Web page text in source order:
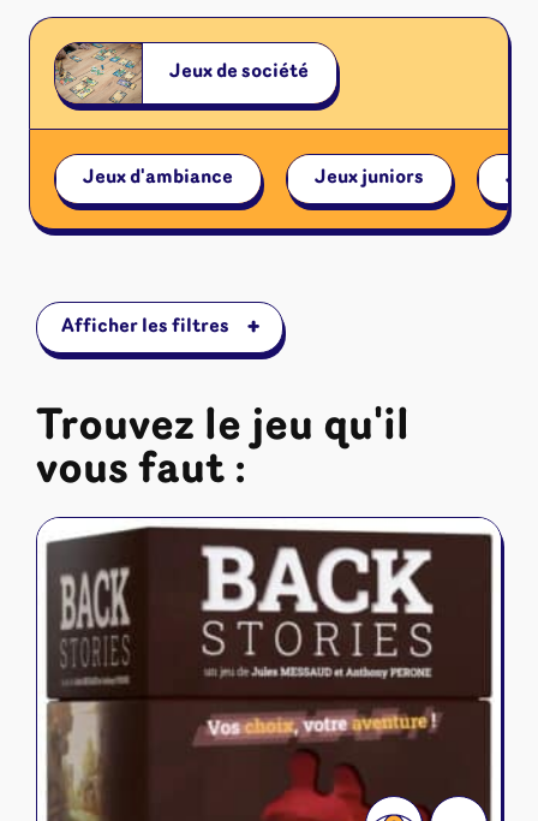
Autres
Jeux de société
Jeux d'ambiance Jeux juniors
Afficher les filtres +
Trouvez le jeu qu'il
vous faut :